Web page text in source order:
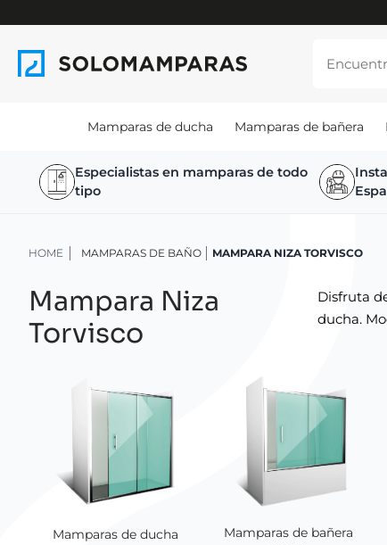
Mamparas de ducha Mamparas de bañera
Especialistas en mamparas de todo
tipo
HOME MAMPARAS DE BAÑO MAMPARA NIZA TORVISCO
Mampara Niza
Torvisco
Disfruta
ducha.
Mamparas de ducha
Mamparas de bañera